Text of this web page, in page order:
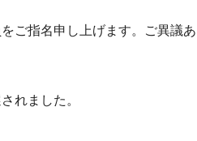
指名申し上げます。ご異議あ
れました。